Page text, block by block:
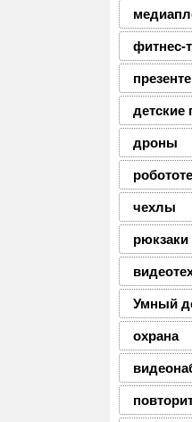
фитнес-
дроны
чехлы
Умный
охрана